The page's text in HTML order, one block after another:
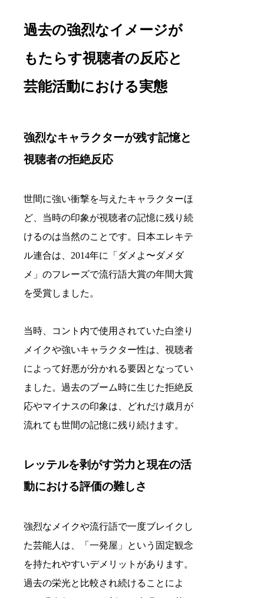
過去の強烈なイメージが
もたらす視聴者の反応と
芸能活動における実態
強烈なキャラクターが残す記憶と
視聴者の拒絶反応
世間に強い衝撃を与えたキャラクターほ
ど、当時の印象が視聴者の記憶に残り続
けるのは当然のことです。日本エレキテ
ル連合は、2014年に「ダメよ〜ダメダ
メ」のフレーズで流行語大賞の年間大賞
を受賞しました。
当時、コント内で使用されていた白塗り
メイクや強いキャラクター性は、視聴者
によって好悪が分かれる要因となってい
ました。過去のブーム時に生じた拒絶反
応やマイナスの印象は、どれだけ歳月が
流れても世間の記憶に残り続けます。
レッテルを剥がす労力と現在の活
動における評価の難しさ
強烈なメイクや流行語で一度ブレイクし
た芸能人は、「一発屋」という固定観念
を持たれやすいデメリットがあります。
過去の栄光と比較され続けることによ